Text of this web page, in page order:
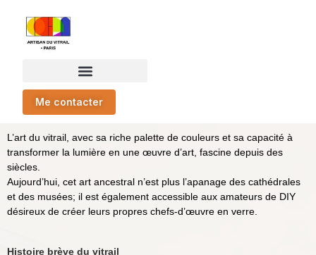
Me contacter
L’art du vitrail, avec sa riche palette de couleurs et sa capacité à
transformer la lumière en une œuvre d’art, fascine depuis des
siècles.
Aujourd’hui, cet art ancestral n’est plus l’apanage des cathédrales
et des musées; il est également accessible aux amateurs de DIY
désireux de créer leurs propres chefs-d’œuvre en verre.
Histoire brève du vitrail